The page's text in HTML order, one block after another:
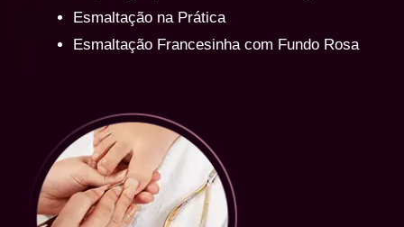
Esmaltação na Prática
Esmaltação Francesinha com Fundo Rosa